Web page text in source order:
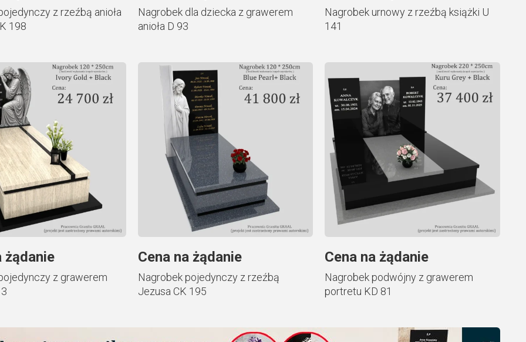
z rzeźbą anioła
198
Nagrobek dla dziecka z grawerem
anioła D 93
Nagrobek urnowy z rzeźbą książki U
141
żądanie
z grawerem
Cena na żądanie
Nagrobek pojedynczy z rzeźbą
Jezusa CK 195
Cena na żądanie
Nagrobek podwójny z grawerem
portretu KD 81